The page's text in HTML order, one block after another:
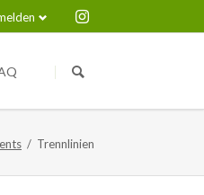
überspringen
Trennlinien